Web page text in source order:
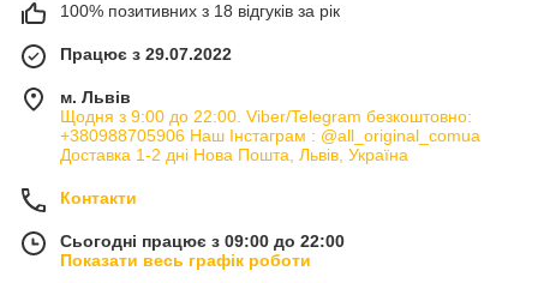
100% позитивних з 18 відгуків за рік
Працює з 29.07.2022
м. Львів
Щодня з 9:00 до 22:00. Viber/Telegram безкоштовно:
+380988705906 Наш Інстаграм : @all_original_comua
Доставка 1-2 дні Нова Пошта, Львів, Україна
Контакти
Сьогодні працює з 09:00 до 22:00
Показати весь графік роботи